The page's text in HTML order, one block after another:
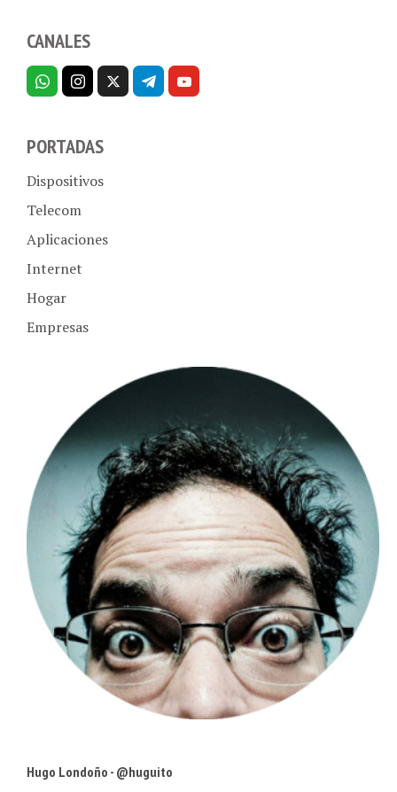
CANALES
PORTADAS
Dispositivos
Telecom
Aplicaciones
Internet
Hogar
Empresas
Hugo Londoño - @huguito